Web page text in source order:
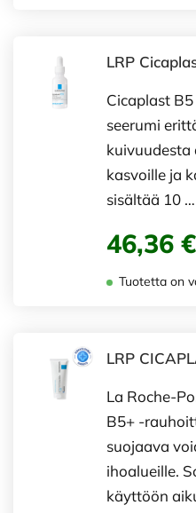
LRP
Cicaplast
seerumi
kuivuudesta
kasvoille ja
sisältää 10 …
46,36 €
Tuotetta on
LRP
La Roche-
B5+ -
suojaava
ihoalueille.
käyttöön